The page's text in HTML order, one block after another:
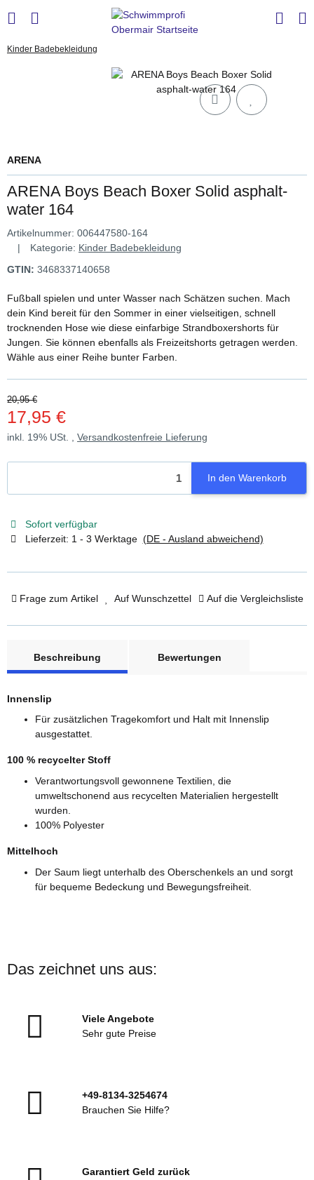
Kinder Badebekleidung
ARENA
ARENA Boys Beach Boxer Solid asphalt-
water 164
Artikelnummer: 006447580-164
Kategorie: Kinder Badebekleidung
GTIN: 3468337140658
Fußball spielen und unter Wasser nach Schätzen suchen. Mach
dein Kind bereit für den Sommer in einer vielseitigen, schnell
trocknenden Hose wie diese einfarbige Strandboxershorts für
Jungen. Sie können ebenfalls als Freizeitshorts getragen werden.
Wähle aus einer Reihe bunter Farben.
20,95 €
17,95 €
inkl. 19% USt. , Versandkostenfreie Lieferung
In den Warenkorb
Sofort verfügbar
Lieferzeit: 1 - 3 Werktage (DE - Ausland abweichend)
Frage zum Artikel Auf Wunschzettel Auf die Vergleichsliste
Beschreibung
Bewertungen
Innenslip
Für zusätzlichen Tragekomfort und Halt mit Innenslip
ausgestattet.
100 % recycelter Stoff
Verantwortungsvoll gewonnene Textilien, die
umweltschonend aus recycelten Materialien hergestellt
wurden.
100% Polyester
Mittelhoch
Der Saum liegt unterhalb des Oberschenkels an und sorgt
für bequeme Bedeckung und Bewegungsfreiheit.
Das zeichnet uns aus:
Viele Angebote
Sehr gute Preise
+49-8134-3254674
Brauchen Sie Hilfe?
Garantiert Geld zurück